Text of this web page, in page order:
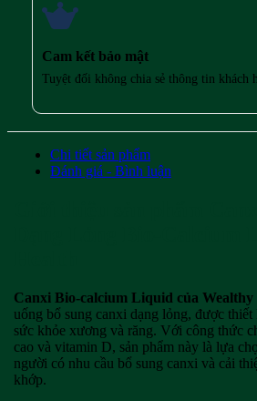
Cam kết bảo mật
Tuyệt đối không chia sẻ thông tin khách
Chi tiết sản phẩm
Đánh giá - Bình luận
Canxi Bio-calcium Liquid của Wealthy
uống bổ sung canxi dạng lỏng, được thiết
sức khỏe xương và răng. Với công thức
cao và vitamin D, sản phẩm này là lựa
người có nhu cầu bổ sung canxi và cải
khớp.